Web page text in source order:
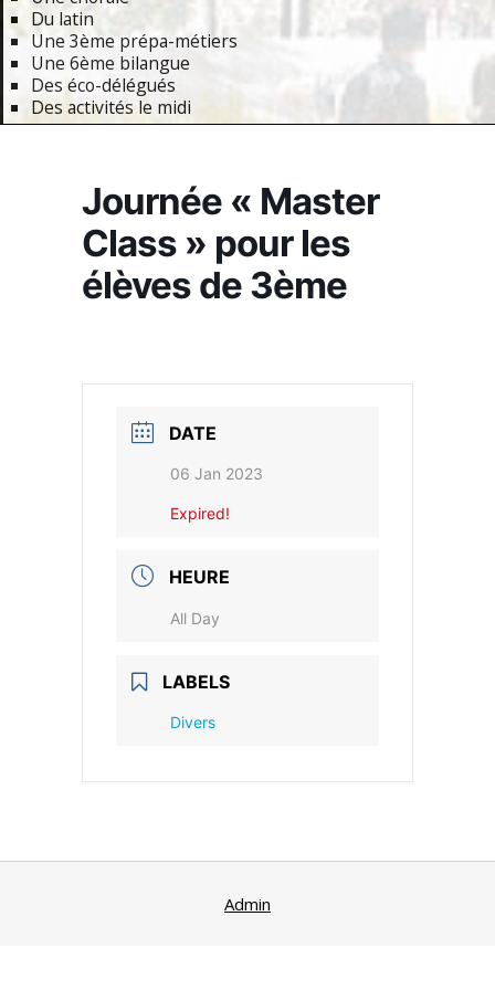
Du latin
Une 3ème prépa-métiers
Une 6ème bilangue
Des éco-délégués
Des activités le midi
Journée « Master
Class » pour les
élèves de 3ème
DATE
06 Jan 2023
Expired!
HEURE
All Day
LABELS
Divers
Admin